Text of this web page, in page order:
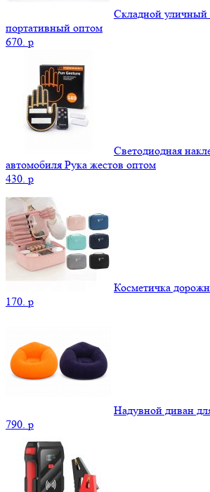
Складной уличный
портативный оптом
670. p
Светодиодная
автомобиля Рука жестов оптом
430. p
Косметичка
170. p
Надувной диван
790. p